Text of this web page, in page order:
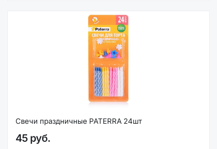
Свечи праздничные PATERRA 24шт
45 руб.